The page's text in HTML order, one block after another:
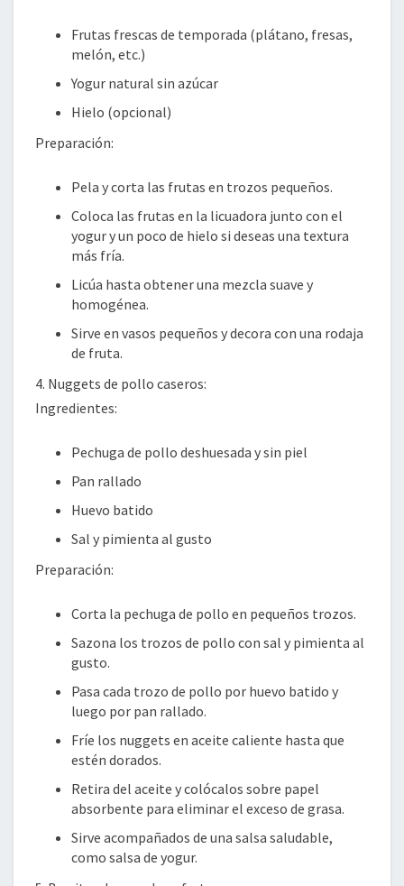
Frutas frescas de temporada (plátano, fresas,
melón, etc.)
Yogur natural sin azúcar
Hielo (opcional)
Preparación:
Pela y corta las frutas en trozos pequeños.
Coloca las frutas en la licuadora junto con el
yogur y un poco de hielo si deseas una textura
más fría.
Licúa hasta obtener una mezcla suave y
homogénea.
Sirve en vasos pequeños y decora con una rodaja
de fruta.
4. Nuggets de pollo caseros:
Ingredientes:
Pechuga de pollo deshuesada y sin piel
Pan rallado
Huevo batido
Sal y pimienta al gusto
Preparación:
Corta la pechuga de pollo en pequeños trozos.
Sazona los trozos de pollo con sal y pimienta al
gusto.
Pasa cada trozo de pollo por huevo batido y
luego por pan rallado.
Fríe los nuggets en aceite caliente hasta que
estén dorados.
Retira del aceite y colócalos sobre papel
absorbente para eliminar el exceso de grasa.
Sirve acompañados de una salsa saludable,
como salsa de yogur.